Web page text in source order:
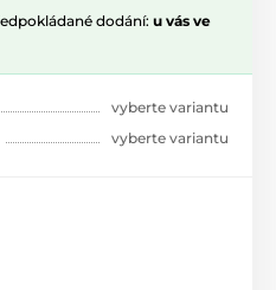
dodání: u vás ve
vyberte variantu
vyberte variantu